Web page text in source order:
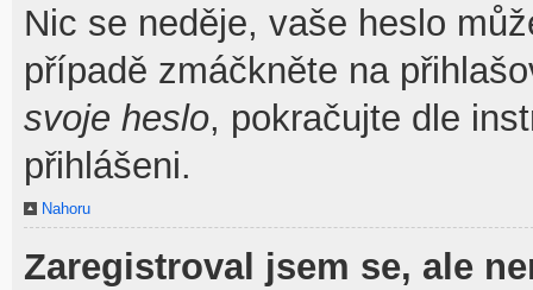
Nic se neděje, vaše heslo
případě zmáčkněte na
svoje heslo, pokračujte dle
přihlášeni.
Nahoru
Zaregistroval jsem se, ale